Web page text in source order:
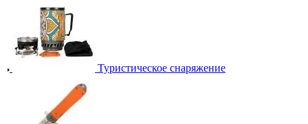
Туристическое снаряжение